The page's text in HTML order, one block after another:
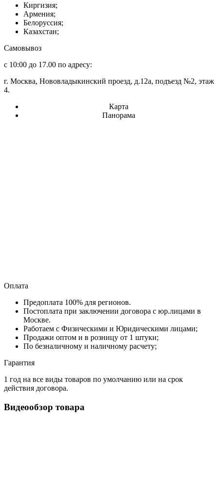
Киргизия;
Армения;
Белоруссия;
Казахстан;
Самовывоз
с 10:00 до 17.00 по адресу:
г. Москва, Нововладыкинский проезд, д.12а, подъезд №2, этаж
4.
Карта
Панорама
Оплата
Предоплата 100% для регионов.
Постоплата при заключении договора с юр.лицами в
Москве.
Работаем с Физическими и Юридическими лицами;
Продажи оптом и в розницу от 1 штуки;
По безналичному и наличному расчету;
Гарантия
1 год на все виды товаров по умолчанию или на срок
действия договора.
Видеообзор товара